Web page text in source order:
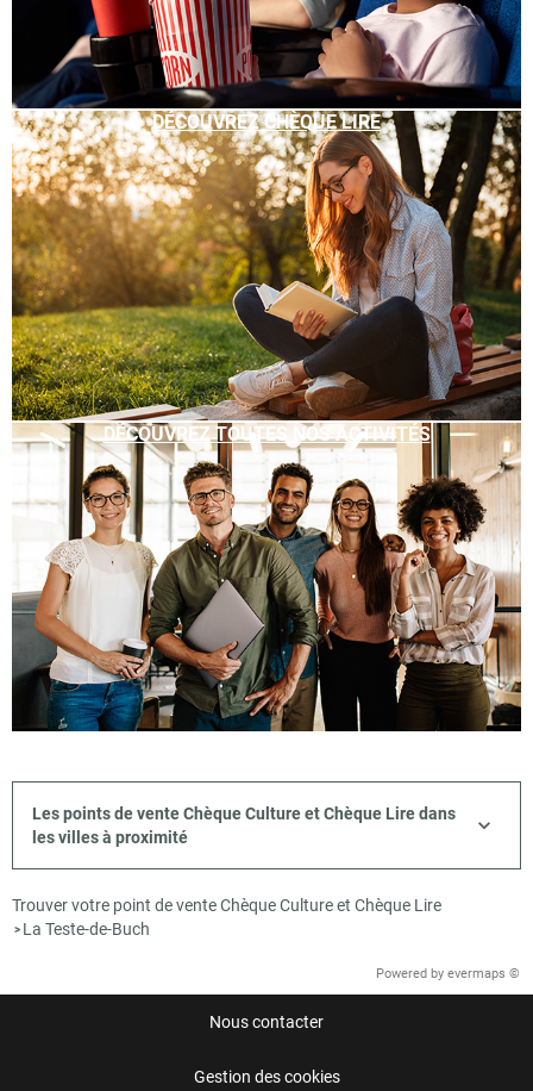
DÉCOUVREZ CHÈQUE LIRE
DÉCOUVREZ TOUTES NOS ACTIVITÉS
Les points de vente Chèque Culture et Chèque Lire dans
les villes à proximité
Trouver votre point de vente Chèque Culture et Chèque Lire
> La Teste-de-Buch
Powered by evermaps ©
Nous contacter
Gestion des cookies